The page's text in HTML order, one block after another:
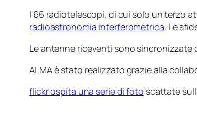
I 66 radiotelescopi, di cui solo un terzo
radioastronomia interferometrica. Le
Le antenne riceventi sono sincronizzate
ALMA è stato realizzato grazie alla
flickr ospita una serie di foto scattate